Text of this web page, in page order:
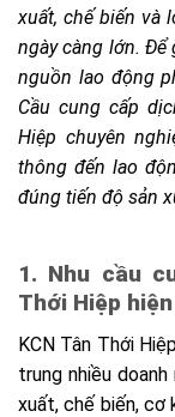
xuất, chế biến và
ngày càng lớn.
nguồn lao động
Cầu cung cấp
Hiệp chuyên
thông đến lao
đúng tiến độ sản
1. Nhu cầu
Thới Hiệp
KCN Tân Thới
trung nhiều
xuất, chế biến, cơ